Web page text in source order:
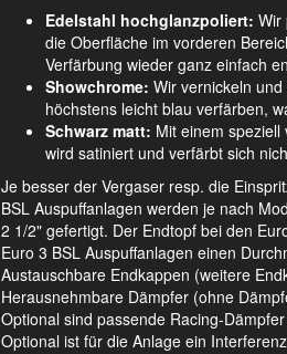
Edelstahl hochglanzpoliert: Wir
die Oberfläche im vorderen
Verfärbung wieder ganz einfach
Showchrome: Wir vernickeln
höchstens leicht blau verfärben,
Schwarz matt: Mit einem
wird satiniert und verfärbt sich
Je besser der Vergaser resp. die
BSL Auspuffanlagen werden je nach
2 1/2" gefertigt. Der Endtopf bei den
Euro 3 BSL Auspuffanlagen einen
Austauschbare Endkappen (weitere
Herausnehmbare Dämpfer (ohne
Optional sind passende Racing-
Optional ist für die Anlage ein